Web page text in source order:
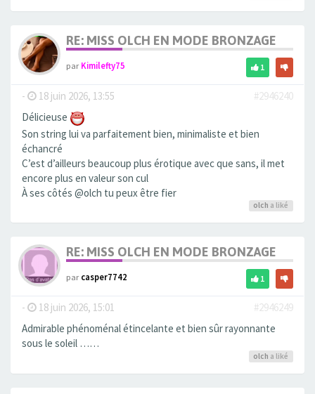
RE: MISS OLCH EN MODE BRONZAGE
parKimilefty75 1
- 18 juin 2026, 13:55
#2946240
Délicieuse
Son string lui va parfaitement bien, minimaliste et bien
échancré
C’est d’ailleurs beaucoup plus érotique avec que sans, il met
encore plus en valeur son cul
À ses côtés @olch tu peux être fier
olch a liké
RE: MISS OLCH EN MODE BRONZAGE
parcasper7742 1
- 18 juin 2026, 15:01
#2946249
Admirable phénoménal étincelante et bien sûr rayonnante
sous le soleil ……
olch a liké